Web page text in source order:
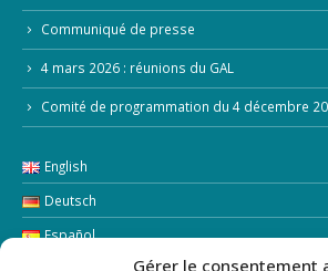
Gérer le consentement
Deutsch
Español